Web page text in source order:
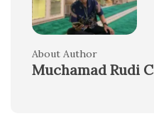
About Author
Muchamad Rudi C